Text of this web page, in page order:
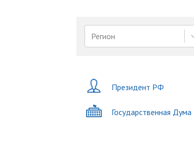
Регион
Президент РФ
Государственная